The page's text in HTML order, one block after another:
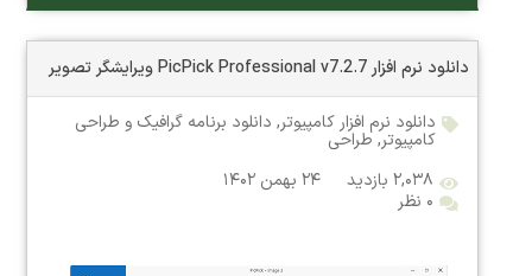
دانلود نرم افزار PicPick Professional v7.2.7 ویرایشگر تصویر
دانلود نرم افزار کامپیوتر, دانلود برنامه گرافیک و طراحی
کامپیوتر,طراحی
۲,۰۳۸ بازدید
۲۴ بهمن ۱۴۰۲
۰ نظر